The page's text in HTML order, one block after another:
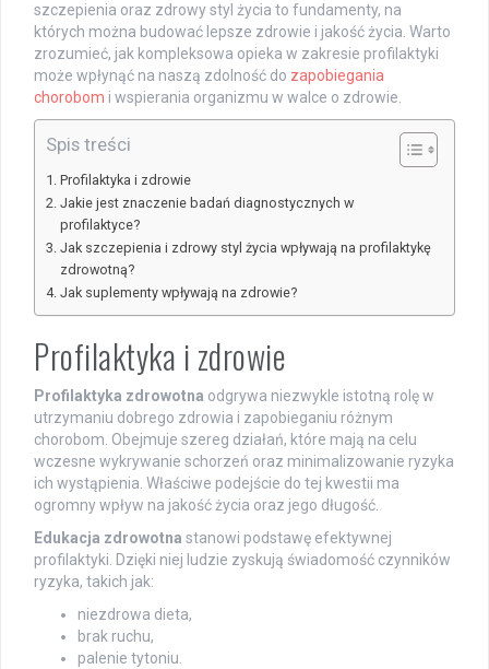
szczepienia oraz zdrowy styl życia to fundamenty, na
których można budować lepsze zdrowie i jakość życia. Warto
zrozumieć, jak kompleksowa opieka w zakresie profilaktyki
może wpłynąć na naszą zdolność do zapobiegania
chorobom i wspierania organizmu w walce o zdrowie.
Spis treści
Profilaktyka i zdrowie
Jakie jest znaczenie badań diagnostycznych w
profilaktyce?
Jak szczepienia i zdrowy styl życia wpływają na profilaktykę
zdrowotną?
Jak suplementy wpływają na zdrowie?
Profilaktyka i zdrowie
Profilaktyka zdrowotna odgrywa niezwykle istotną rolę w
utrzymaniu dobrego zdrowia i zapobieganiu różnym
chorobom. Obejmuje szereg działań, które mają na celu
wczesne wykrywanie schorzeń oraz minimalizowanie ryzyka
ich wystąpienia. Właściwe podejście do tej kwestii ma
ogromny wpływ na jakość życia oraz jego długość.
Edukacja zdrowotna stanowi podstawę efektywnej
profilaktyki. Dzięki niej ludzie zyskują świadomość czynników
ryzyka, takich jak:
niezdrowa dieta,
brak ruchu,
palenie tytoniu.